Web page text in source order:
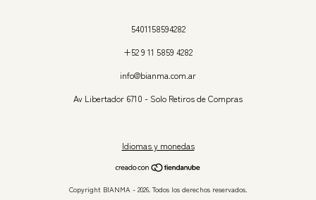
5401158594282
+52 9 11 5859 4282
info@bianma.com.ar
Av Libertador 6710 - Solo Retiros de Compras
Idiomas y monedas
Copyright BIANMA - 2026. Todos los derechos reservados.